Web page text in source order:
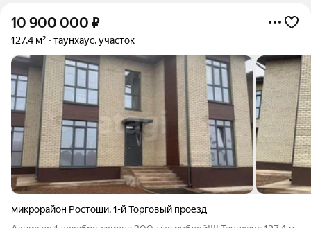
10 900 000 ₽
127,4 м² таунхаус, участок
микрорайон Ростоши,1-й Торговый проезд